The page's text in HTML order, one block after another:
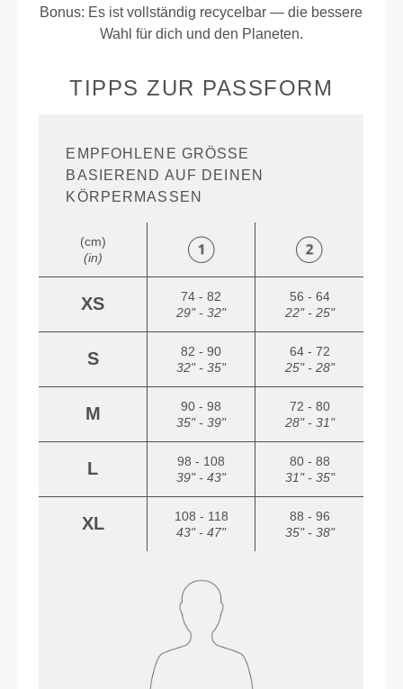
Bonus: Es ist vollständig recycelbar — die bessere
Wahl für dich und den Planeten.
TIPPS ZUR PASSFORM
EMPFOHLENE GRÖSSE B
ASIEREND AUF DEINEN K
ÖRPERMASSEN
(cm)
(in)
XS
74 - 82
29" - 32"
56 - 64
22" - 25"
S
82 - 90
32" - 35"
64 - 72
25" - 28"
M
90 - 98
35" - 39"
72 - 80
28" - 31"
L
98 - 108
39" - 43"
80 - 88
31" - 35"
XL
108 - 118
43" - 47"
88 - 96
35" - 38"